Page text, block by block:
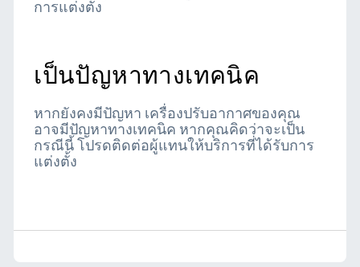
การแต่งตั้ง
เป็นปัญหาทางเทคนิค
หากยังคงมีปัญหา เครื่องปรับอากาศของคุณ
อาจมีปัญหาทางเทคนิค หากคุณคิดว่าจะเป็น
กรณีนี้ โปรดติดต่อผู้แทนให้บริการที่ได้รับการ
แต่งตั้ง